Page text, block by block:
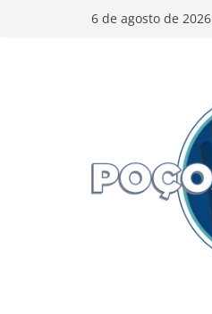
6 de agosto de 2026